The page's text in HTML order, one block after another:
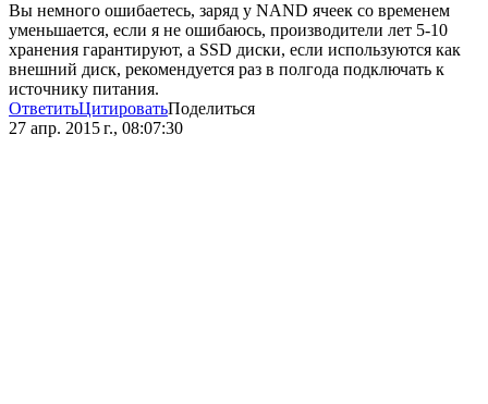
Вы немного ошибаетесь, заряд у NAND ячеек со временем
уменьшается, если я не ошибаюсь, производители лет 5-10
хранения гарантируют, а SSD диски, если используются как
внешний диск, рекомендуется раз в полгода подключать к
источнику питания.
ОтветитьЦитироватьПоделиться
27 апр. 2015 г., 08:07:30